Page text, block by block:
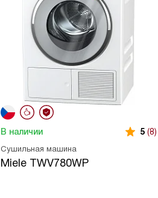
В наличии 5 (8)
Сушильная машина
Miele TWV780WP